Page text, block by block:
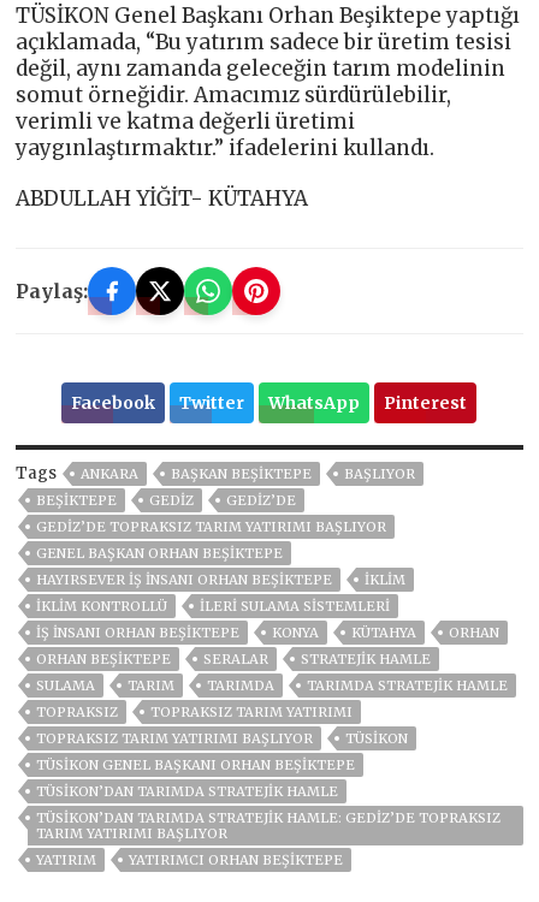
TÜSİKON Genel Başkanı Orhan Beşiktepe yaptığı
açıklamada, “Bu yatırım sadece bir üretim tesisi
değil, aynı zamanda geleceğin tarım modelinin
somut örneğidir. Amacımız sürdürülebilir,
verimli ve katma değerli üretimi
yaygınlaştırmaktır.” ifadelerini kullandı.
ABDULLAH YİĞİT- KÜTAHYA
Paylaş:
Facebook Twitter WhatsApp Pinterest
Tags ANKARA BAŞKAN BEŞIKTEPE
BAŞLIYOR
BEŞIKTEPE
GEDIZ
GEDIZ’DE
GEDIZ’DE TOPRAKSIZ TARIM YATIRIMI BAŞLIYOR
GENEL BAŞKAN ORHAN BEŞIKTEPE
HAYIRSEVER IŞ INSANI ORHAN BEŞIKTEPE
IKLIM
IKLIM KONTROLLÜ
ILERI SULAMA SISTEMLERI
IŞ INSANI ORHAN BEŞIKTEPE
KONYA KÜTAHYA
ORHAN
ORHAN BEŞİKTEPE
SERALAR
STRATEJIK HAMLE
SULAMA
TARIM TARIMDA
TARIMDA STRATEJIK HAMLE
TOPRAKSIZ
TOPRAKSIZ TARIM YATIRIMI
TOPRAKSIZ TARIM YATIRIMI BAŞLIYOR
TÜSİKON
TÜSİKON GENEL BAŞKANI ORHAN BEŞİKTEPE
TÜSİKON’DAN TARIMDA STRATEJIK HAMLE
TÜSİKON’DAN TARIMDA STRATEJIK HAMLE: GEDIZ’DE TOPRAKSIZ
TARIM YATIRIMI BAŞLIYOR
YATIRIM
YATIRIMCI ORHAN BEŞIKTEPE